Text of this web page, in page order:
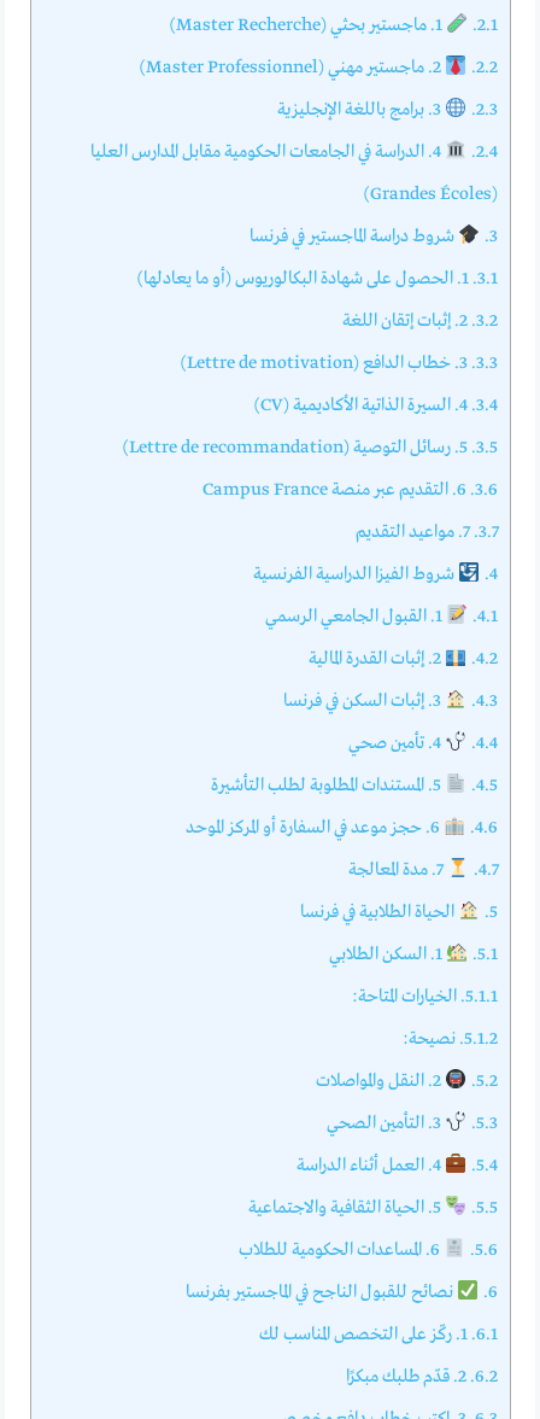
2.1.
2.2.
2.3.
2.4.
4. الدراسة في الجامعات الحكومية مقابل المدارس العليا
(Grandes Écoles)
3.
شروط دراسة الماجستير في فرنسا
3.1. 1. الحصول على شهادة البكالوريوس (أو ما يعادلها)
3.2. 2. إثبات إتقان اللغة
3.3. 3. خطاب الدافع (Lettre de motivation)
3.4. 4. السيرة الذاتية الأكاديمية (CV)
3.5. 5. رسائل التوصية (Lettre de recommandation)
3.6.
3.7. 7. مواعيد التقديم
4.
شروط الفيزا الدراسية الفرنسية
4.1.
4.2.
4.3.
4.4.
4.5.
4.6.
4.7.
5.
الحياة الطلابية في فرنسا
5.1.
5.1.1. الخيارات المتاحة:
5.1.2. نصيحة:
5.2.
5.3.
5.4.
5.5.
5.6.
6.
نصائح للقبول الناجح في الماجستير بفرنسا
6.1. 1. ركّز على التخصص المناسب لك
6.2. 2. قدّم طلبك مبكرًا